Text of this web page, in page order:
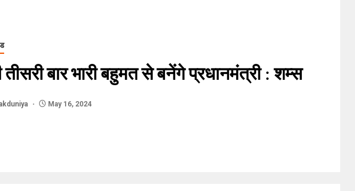
तीसरी बार भारी बहुमत से बनेंगे प्रधानमंत्री : शम्स
May 16, 2024